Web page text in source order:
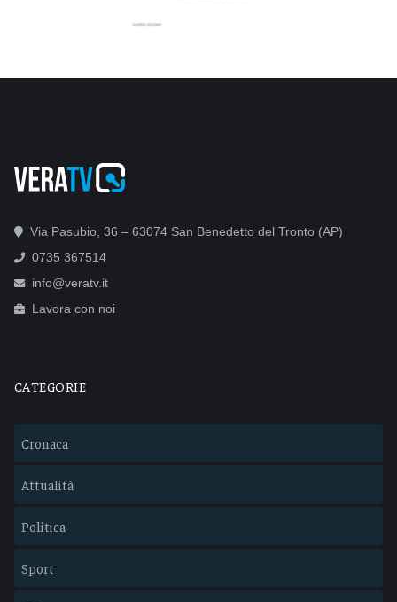
Via Pasubio, 36 – 63074 San Benedetto del Tronto (AP)
0735 367514
info@veratv.it
Lavora con noi
CATEGORIE
Cronaca
Attualità
Politica
Sport